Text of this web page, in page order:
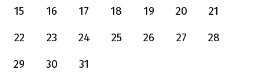
15
16 17 18 19 20
21
22
23 24 25 26 27
28
29
30 31